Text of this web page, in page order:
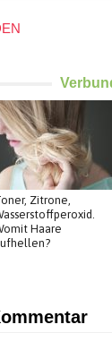
Zitrone,
Haare